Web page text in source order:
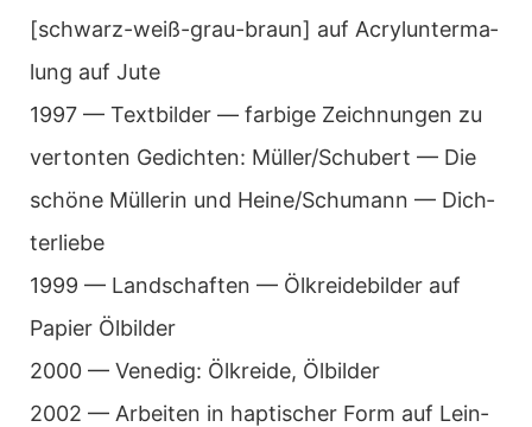
[schwarz-weiß-grau-braun] auf Acryl­un­ter­ma­
lung auf Jute
1997 — Text­bil­der — far­bige Zeich­nun­gen zu
ver­ton­ten Gedich­ten: Müller/Schubert — Die
schöne Mül­le­rin und Heine/Schumann — Dich­
ter­liebe
1999 — Land­schaf­ten — Ölkrei­de­bil­der auf
Papier Ölbil­der
2000 — Vene­dig: Ölkreide, Ölbil­der
2002 — Arbei­ten in hap­ti­scher Form auf Lein­